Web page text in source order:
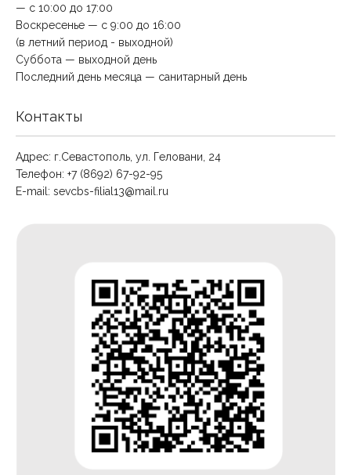
— с 10:00 до 17:00
Воскресенье — с 9:00 до 16:00
(в летний период - выходной)
Суббота — выходной день
Последний день месяца — санитарный день
Контакты
Адрес: г.Севастополь, ул. Геловани, 24
Телефон: +7 (8692) 67-92-95
E-mail: sevcbs-filial13@mail.ru